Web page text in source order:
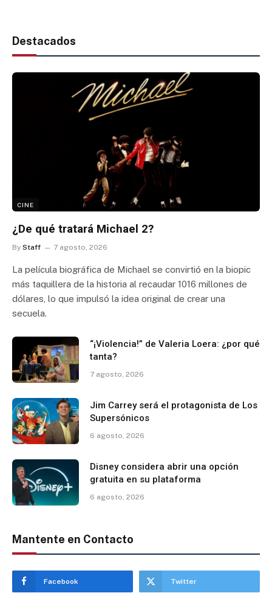
Destacados
CINE
¿De qué tratará Michael 2?
By Staff 7 agosto, 2026
La película biográfica de Michael se convirtió en la biopic
más taquillera de la historia al recaudar 1016 millones de
dólares, lo que impulsó la idea original de crear una
secuela.
“¡Violencia!” de Valeria Loera: ¿por qué
tanta?
7 agosto, 2026
Jim Carrey será el protagonista de Los
Supersónicos
6 agosto, 2026
Disney considera abrir una opción
gratuita en su plataforma
6 agosto, 2026
Mantente en Contacto
Facebook Twitter